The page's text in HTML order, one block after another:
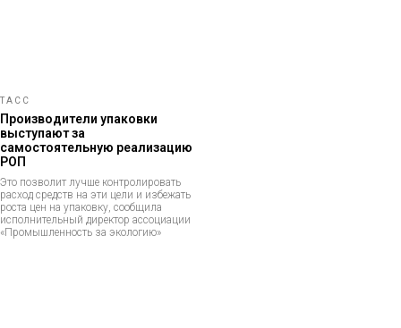
ТАСС
Производители упаковки
выступают за
самостоятельную реализацию
РОП
Это позволит лучше контролировать
расход средств на эти цели и избежать
роста цен на упаковку, сообщила
исполнительный директор ассоциации
«Промышленность за экологию»